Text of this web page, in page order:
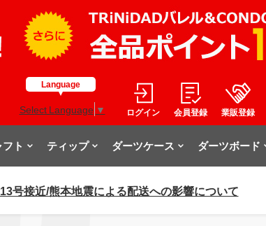
Language
Select Language ▼ ログイン 会員登録 業販登録
ト ティップ ダーツケース ダーツボード
号接近/熊本地震による配送への影響について